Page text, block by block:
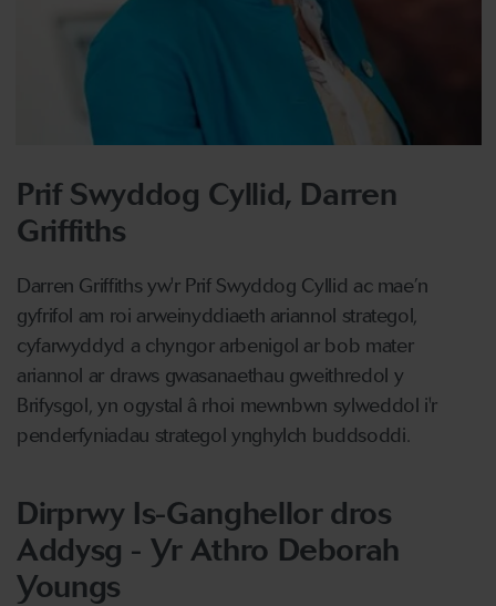
Prif Swyddog Cyllid, Darren
Griffiths
Darren Griffiths yw'r Prif Swyddog Cyllid ac mae’n
gyfrifol am roi arweinyddiaeth ariannol strategol,
cyfarwyddyd a chyngor arbenigol ar bob mater
ariannol ar draws gwasanaethau gweithredol y
Brifysgol, yn ogystal â rhoi mewnbwn sylweddol i'r
penderfyniadau strategol ynghylch buddsoddi.
Dirprwy Is-Ganghellor dros
Addysg - Yr Athro Deborah
Youngs